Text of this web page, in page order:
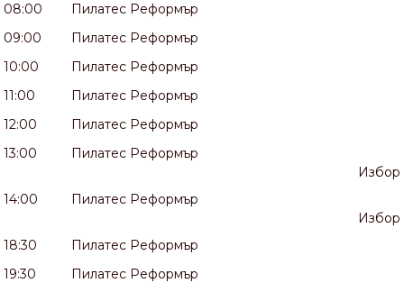
08:00
Пилатес Реформър
09:00
Пилатес Реформър
10:00
Пилатес Реформър
11:00
Пилатес Реформър
12:00
Пилатес Реформър
13:00
Пилатес Реформър
Избор
14:00
Пилатес Реформър
Избор
18:30
Пилатес Реформър
19:30
Пилатес Реформър